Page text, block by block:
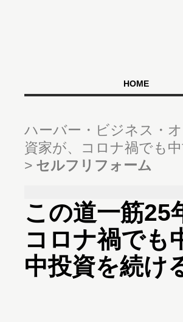
HOME
ハーバー・ビジネス・
資家が、コロナ禍でも
セルフリフォーム
この道一筋25
コロナ禍でも
中投資を続け